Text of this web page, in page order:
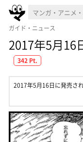
ガイド・ニュース
2017年5月16
342 Pt.
2017年5月16日に発売さ